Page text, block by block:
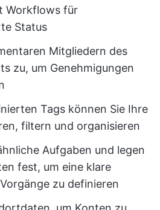
Workflows für
Status
Mitgliedern des
zu, um Genehmigungen
Tags können Sie Ihre
filtern und organisieren
Aufgaben und legen
fest, um eine klare
zu definieren